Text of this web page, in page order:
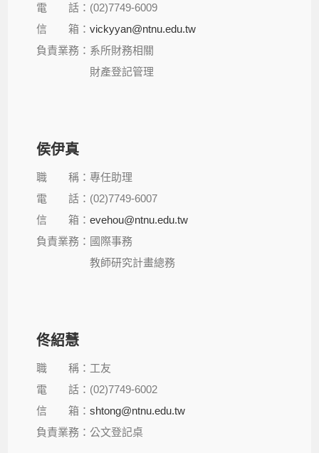
電 話：(02)7749-6009
信 箱：vickyyan@ntnu.edu.tw
負責業務：系所財務相關
財產登記管理
侯伊真
職 稱：專任助理
電 話：(02)7749-6007
信 箱：evehou@ntnu.edu.tw
負責業務：國際事務
教師研究計畫總務
佟紹慧
職 稱：工友
電 話：(02)7749-6002
信 箱：shtong@ntnu.edu.tw
負責業務：公文登記桌